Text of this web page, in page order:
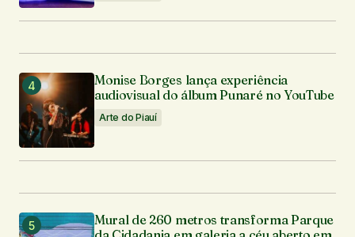
Monise Borges lança experiência
audiovisual do álbum Punaré no YouTube
Arte do Piauí
Mural de 260 metros transforma Parque